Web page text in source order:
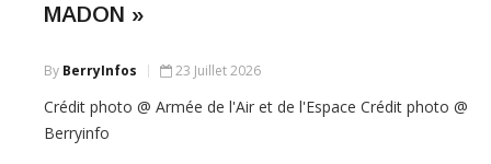
MADON »
By BerryInfos 23 Juillet 2026
Crédit photo @ Armée de l'Air et de l'Espace Crédit photo @
Berryinfo